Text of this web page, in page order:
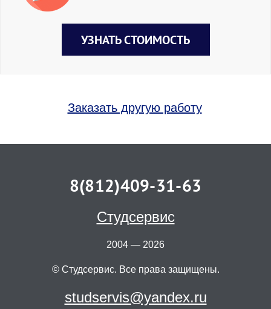
УЗНАТЬ СТОИМОСТЬ
Заказать другую работу
8(812)409-31-63
Студсервис
2004 — 2026
© Студсервис. Все права защищены.
studservis@yandex.ru